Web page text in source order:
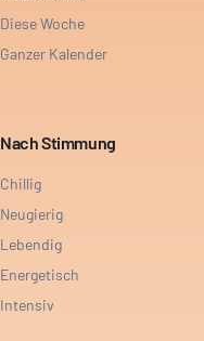
Diese Woche
Ganzer Kalender
Nach Stimmung
Chillig
Neugierig
Lebendig
Energetisch
Intensiv